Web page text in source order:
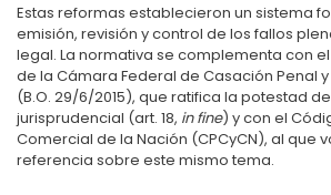
Estas reformas establecieron un sistema
emisión, revisión y control de los fallos
legal. La normativa se complementa con
de la Cámara Federal de Casación Penal y
(B.O. 29/6/2015), que ratifica la potestad
jurisprudencial (art. 18, in fine) y con el
Comercial de la Nación (CPCyCN), al que
referencia sobre este mismo tema.